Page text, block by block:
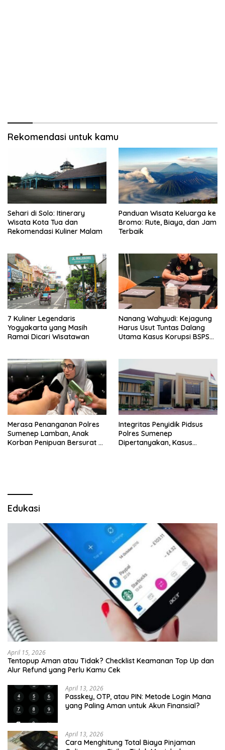
Rekomendasi untuk kamu
Sehari di Solo: Itinerary
Wisata Kota Tua dan
Rekomendasi Kuliner Malam
Panduan Wisata Keluarga ke
Bromo: Rute, Biaya, dan Jam
Terbaik
7 Kuliner Legendaris
Yogyakarta yang Masih
Ramai Dicari Wisatawan
Nanang Wahyudi: Kejagung
Harus Usut Tuntas Dalang
Utama Kasus Korupsi BSPS
Merasa Penanganan Polres
Sumenep Lamban, Anak
Korban Penipuan Bersurat ke
Integritas Penyidik Pidsus
Polres Sumenep
Dipertanyakan, Kasus
Edukasi
April 15, 2026
Tentopup Aman atau Tidak? Checklist Keamanan Top Up dan
Alur Refund yang Perlu Kamu Cek
April 13, 2026
Passkey, OTP, atau PIN: Metode Login Mana
yang Paling Aman untuk Akun Finansial?
April 13, 2026
Cara Menghitung Total Biaya Pinjaman